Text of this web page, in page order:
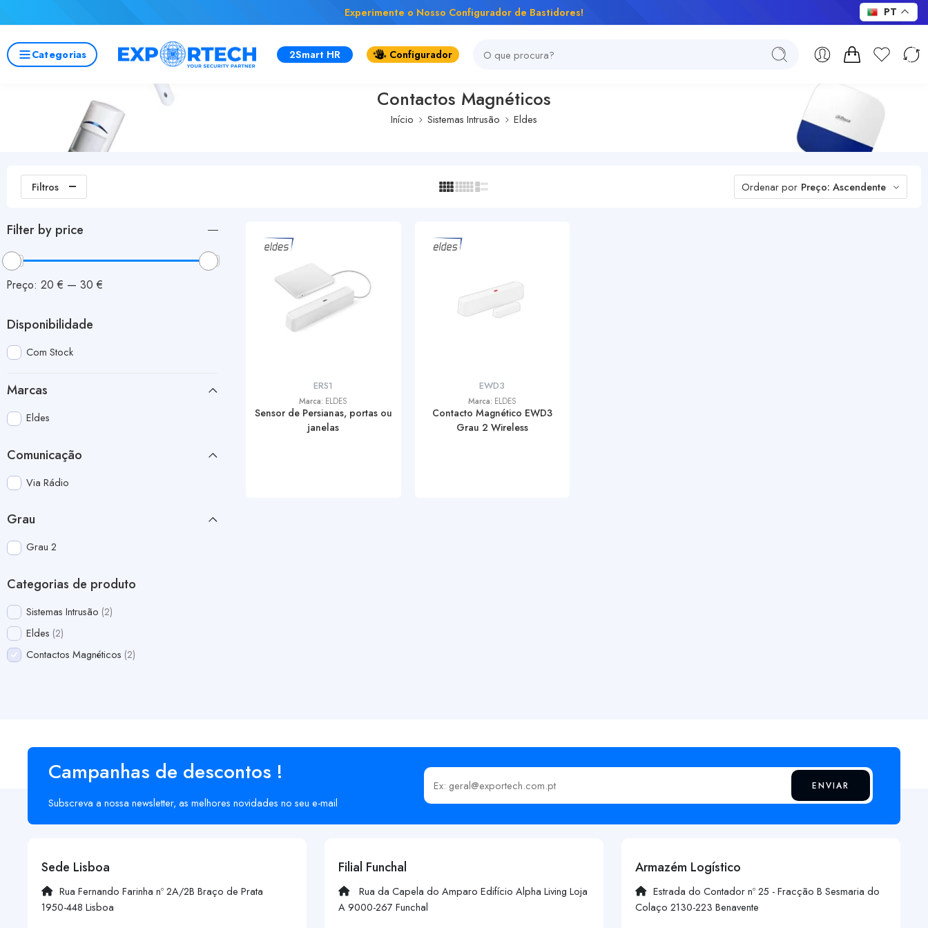
Experimente o Nosso Configurador de Bastidores!
Categorias 2Smart HR Configurador
Contactos Magnéticos
Início Sistemas Intrusão Eldes
Filtros Ordenar por Preço: Ascendente
ERS1
Marca: ELDES
Sensor de Persianas, portas ou
janelas
EWD3
Marca: ELDES
Contacto Magnético EWD3
Grau 2 Wireless
Filter by price
Preço: 20 € — 30 €
Disponibilidade
Com Stock
Marcas
Eldes
Comunicação
Via Rádio
Grau
Grau 2
Categorias de produto
Sistemas Intrusão 2
Eldes 2
Contactos Magnéticos 2
Campanhas de descontos !
Subscreva a nossa newsletter, as melhores novidades no seu e-mail
Insira o seu email ENVIAR
Sede Lisboa
Rua Fernando Farinha nº 2A/2B Braço de Prata
1950-448 Lisboa
Filial Funchal
Rua da Capela do Amparo Edifício Alpha Living Loja
A 9000-267 Funchal
Armazém Logístico
Estrada do Contador nº 25 - Fracção B Sesmaria do
Colaço 2130-223 Benavente
PT